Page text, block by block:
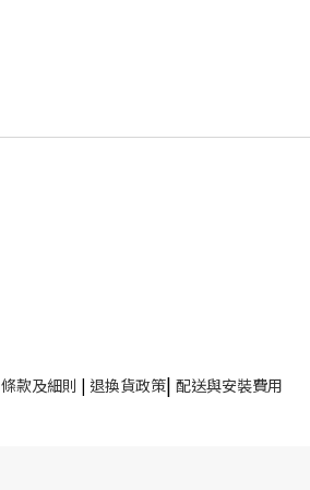
條款及細則 | 退換貨政策| 配送與安裝費用